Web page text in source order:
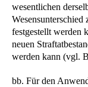
wesentlichen
festgestellt werden
neuen
werden kann (vgl.
bb. Für den